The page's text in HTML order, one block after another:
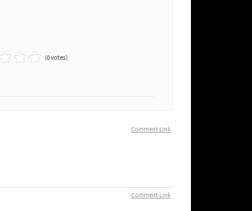
(0 votes)
Comment Link
Comment Link